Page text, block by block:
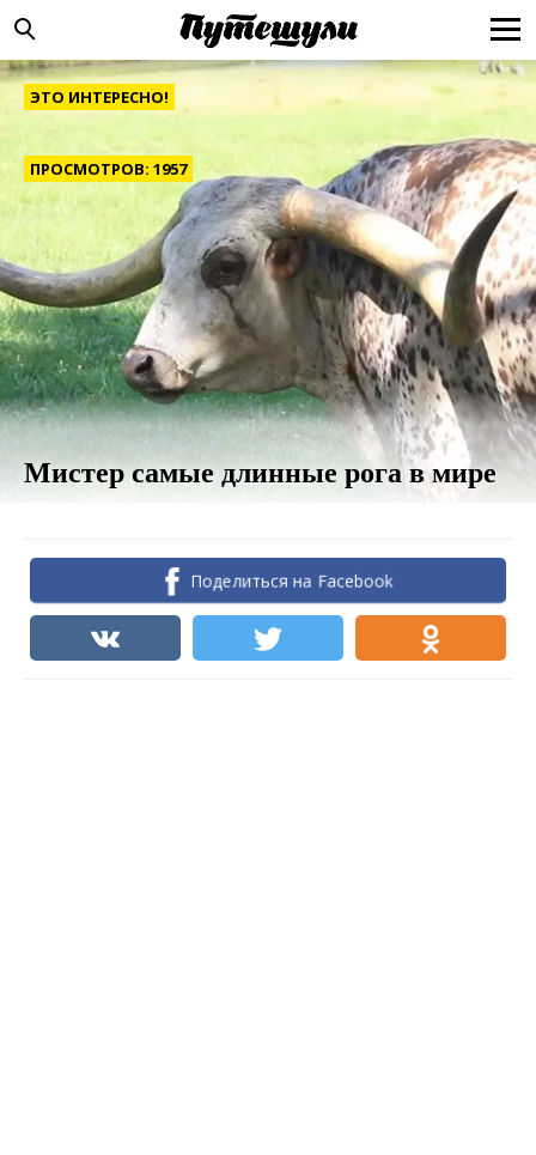
ЭТО ИНТЕРЕСНО!
ПРОСМОТРОВ: 1957
Мистер самые длинные рога в мире
Поделиться на Facebook